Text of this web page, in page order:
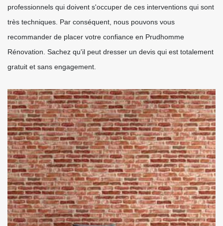
professionnels qui doivent s'occuper de ces interventions qui sont
très techniques. Par conséquent, nous pouvons vous
recommander de placer votre confiance en Prudhomme
Rénovation. Sachez qu'il peut dresser un devis qui est totalement
gratuit et sans engagement.